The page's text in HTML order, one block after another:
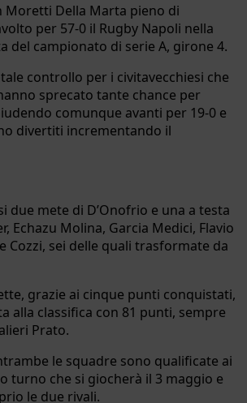
Moretti Della Marta pieno di
per 57-0 il Rugby Napoli nella
del campionato di serie A, girone 4.
controllo per i civitavecchiesi che
sprecato tante chance per
comunque avanti per 19-0 e
divertiti incrementando il
due mete di D’Onofrio e una a testa
Echazu Molina, Garcia Medici, Flavio
Cozzi, sei delle quali trasformate da
grazie ai cinque punti conquistati,
alla classifica con 81 punti, sempre
Prato.
le squadre sono qualificate ai
turno che si giocherà il 3 maggio e
le due rivali.